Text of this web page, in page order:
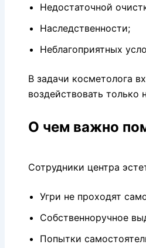
Недостаточной
Наследственности;
Неблагоприятных
В задачи косметолога
воздействовать только
О чем важно
Сотрудники центра
Угри не проходят
Собственноручное
Попытки